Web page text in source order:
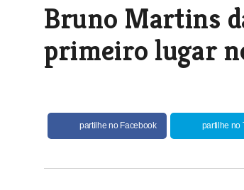
Bruno Martins
primeiro lugar
partilhe no Facebook partilhe no